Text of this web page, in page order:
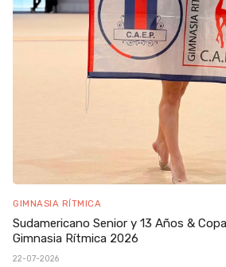
GIMNASIA RÍTMICA
Sudamericano Senior y 13 Años &
Gimnasia Rítmica 2026
22-07-2026